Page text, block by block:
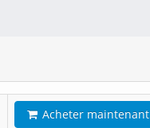
Acheter maintenant